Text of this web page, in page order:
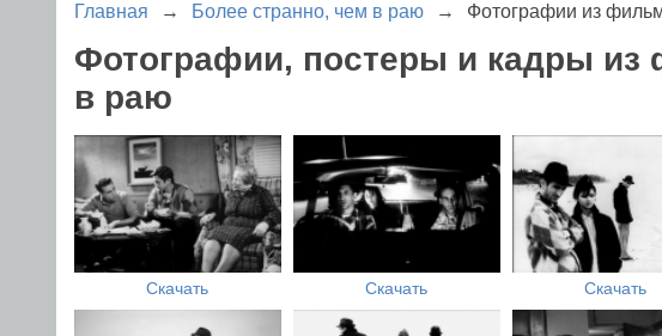
Главная → Более странно, чем в раю → Фотографии из
Фотографии, постеры и кадры из
в раю
Скачать Скачать Скачать